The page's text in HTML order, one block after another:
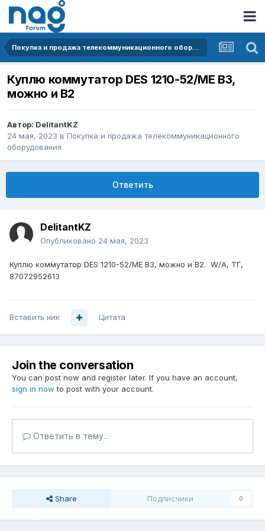
Покупка и продажа телекоммуникационного оборудования
Куплю коммутатор DES 1210-52/ME B3,
можно и B2
Автор: DelitantKZ
24 мая, 2023 в Покупка и продажа телекоммуникационного
оборудования
Ответить
DelitantKZ
Опубликовано 24 мая, 2023
Куплю коммутатор DES 1210-52/ME B3, можно и B2. W/A, ТГ,
87072952613
Вставить ник Цитата
Join the conversation
You can post now and register later. If you have an account,
sign in now to post with your account.
Ответить в тему...
Share Подписчики 0